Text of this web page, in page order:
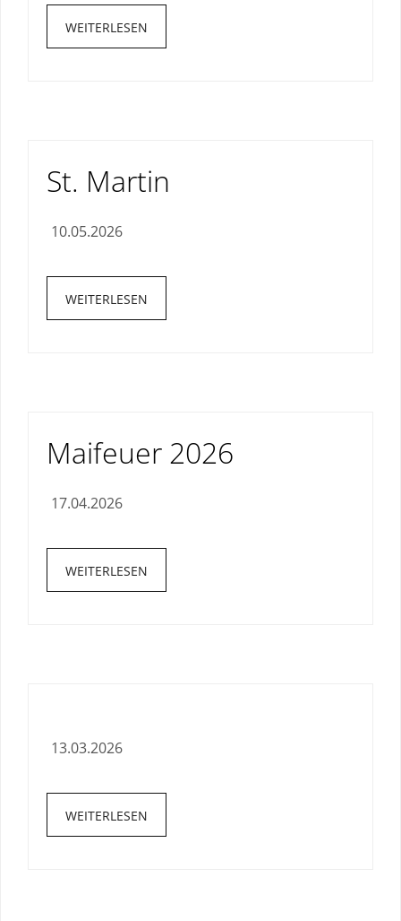
WEITERLESEN
St. Martin
10.05.2026
WEITERLESEN
Maifeuer 2026
17.04.2026
WEITERLESEN
13.03.2026
WEITERLESEN